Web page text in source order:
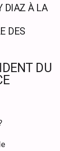
DIAZ À LA
DES
DU